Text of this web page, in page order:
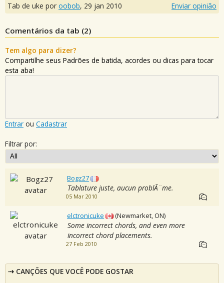
Tab de uke por oobob, 29 jan 2010 Enviar opinião
Comentários da tab (2)
Tem algo para dizer?
Compartilhe seus Padrões de batida, acordes ou dicas para tocar
esta aba!
Entrar ou Cadastrar
Filtrar por:
Bogz27
Tablature juste, aucun problÃ¨me.
05 Mar 2010
elctronicuke (Newmarket, ON)
Some incorrect chords, and even more
incorrect chord placements.
27 Feb 2010
CANÇÕES QUE VOCÊ PODE GOSTAR